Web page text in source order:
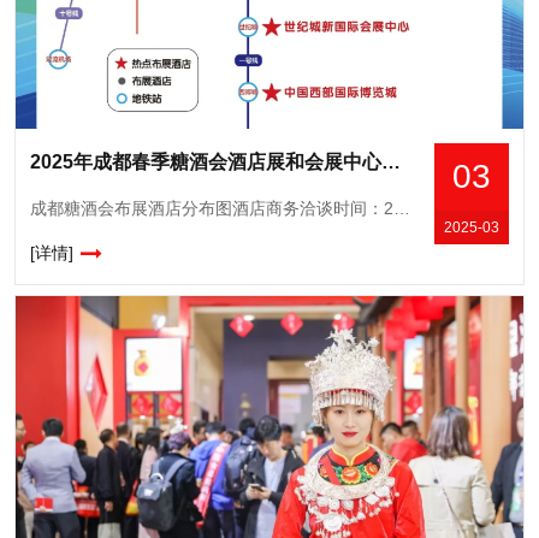
03
2025-03
2025年成都春季糖酒会酒店展和会展中心逛展攻略【欢迎收藏、转发】
[详情]